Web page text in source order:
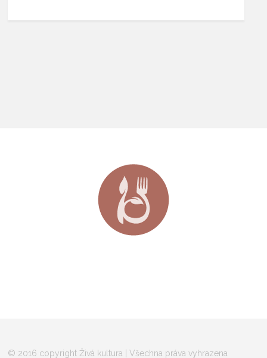
© 2016 copyright Živá kultura | Všechna práva vyhrazena